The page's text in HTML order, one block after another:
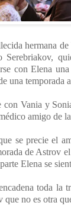
hermana
Serebriakov,
con Elena
una temporada
con Vania y
amigo de
se precie el
de Astrov
Elena se
toda la
que no es otra